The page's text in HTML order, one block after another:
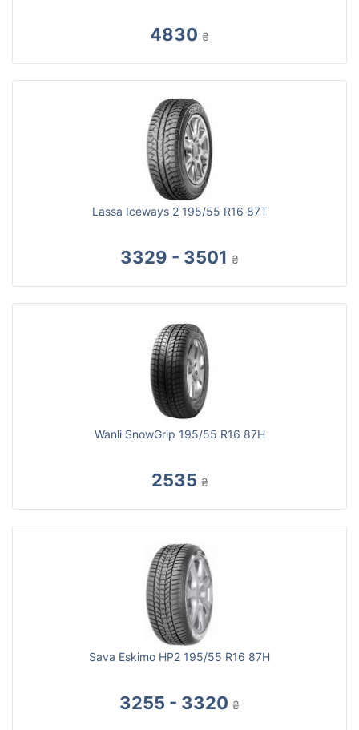
4830 ₴
Lassa Iceways 2 195/55 R16 87T
3329 - 3501 ₴
Wanli SnowGrip 195/55 R16 87H
2535 ₴
Sava Eskimo HP2 195/55 R16 87H
3255 - 3320 ₴